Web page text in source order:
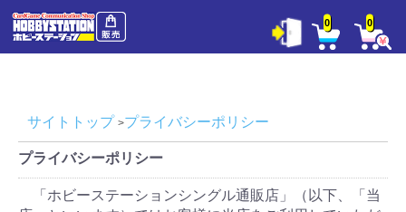
0 0
サイトトップ プライバシーポリシー
プライバシーポリシー
「ホビーステーションシングル通販店」（以下、「当